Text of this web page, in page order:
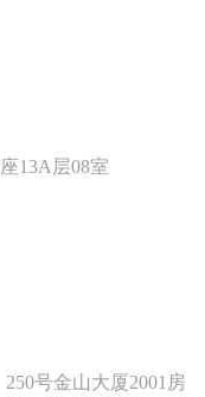
座13A 层08室
250号金山大厦2001 房